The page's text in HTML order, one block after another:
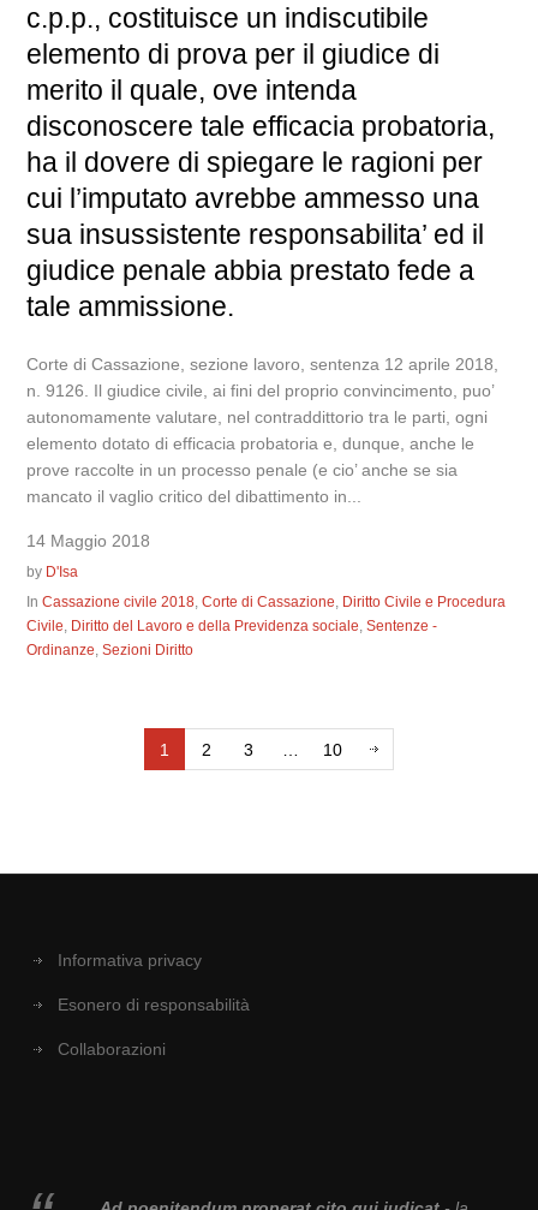
c.p.p., costituisce un indiscutibile
elemento di prova per il giudice di
merito il quale, ove intenda
disconoscere tale efficacia probatoria,
ha il dovere di spiegare le ragioni per
cui l’imputato avrebbe ammesso una
sua insussistente responsabilita’ ed il
giudice penale abbia prestato fede a
tale ammissione.
Corte di Cassazione, sezione lavoro, sentenza 12 aprile 2018,
n. 9126. Il giudice civile, ai fini del proprio convincimento, puo’
autonomamente valutare, nel contraddittorio tra le parti, ogni
elemento dotato di efficacia probatoria e, dunque, anche le
prove raccolte in un processo penale (e cio’ anche se sia
mancato il vaglio critico del dibattimento in...
14 Maggio 2018
by D'Isa
InCassazione civile 2018,Corte di Cassazione, Diritto Civile e Procedura
Civile, Diritto del Lavoro e della Previdenza sociale,Sentenze -
Ordinanze,Sezioni Diritto
1 2 3 … 10
Informativa privacy
Esonero di responsabilità
Collaborazioni